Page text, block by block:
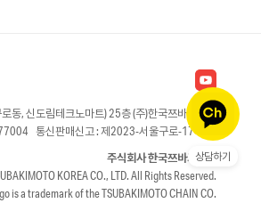
상담하기
동, 신도림테크노마트) 25층 (주)한국쯔바키모토
통신판매신고 : 제2023-서울구로-1746호
주식회사 한국쯔바키모토
KOREA CO., LTD. All Rights Reserved.
is a trademark of the TSUBAKIMOTO CHAIN CO.